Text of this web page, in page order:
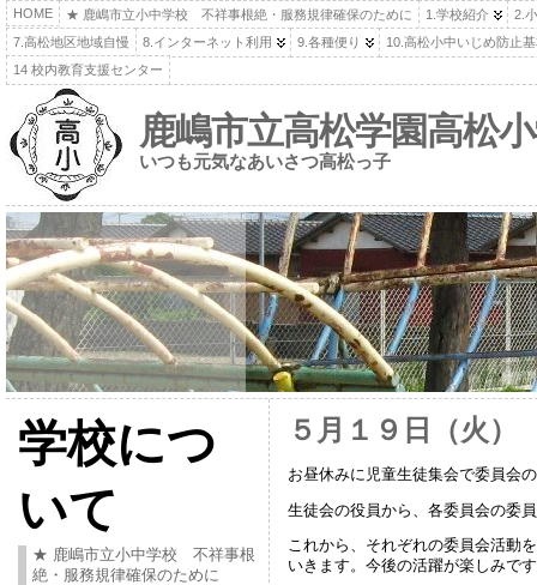
HOME ★ 鹿嶋市立小中学校 不祥事根絶・服務規律確保のために 1.学校紹介
2.
7.高松地区地域自慢
8.インターネット利用 9.各種便り
10.高松小中いじめ防止
14 校内教育支援センター
鹿嶋市立高松学園高松
いつも元気なあいさつ高松っ子
学校につ
いて
★ 鹿嶋市立小中学校 不祥事根
絶・服務規律確保のために
５月１９日（火
お昼休みに児童生徒集会で委員会
生徒会の役員から、各委員会の委
これから、それぞれの委員会活動
いきます。今後の活躍が楽しみで